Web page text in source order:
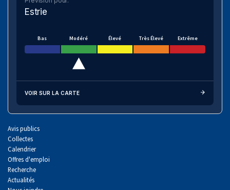
Estrie
Bas Modéré Élevé Très Élevé Extrême
VOIR SUR LA CARTE
Avis publics
Collectes
Calendrier
Offres d'emploi
Recherche
Actualités